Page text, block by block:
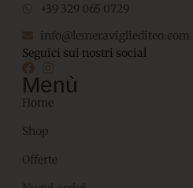
+39 329 065 0729
info@lemeravigliediteo.com
Seguici sui nostri social
Menù
Home
Shop
Offerte